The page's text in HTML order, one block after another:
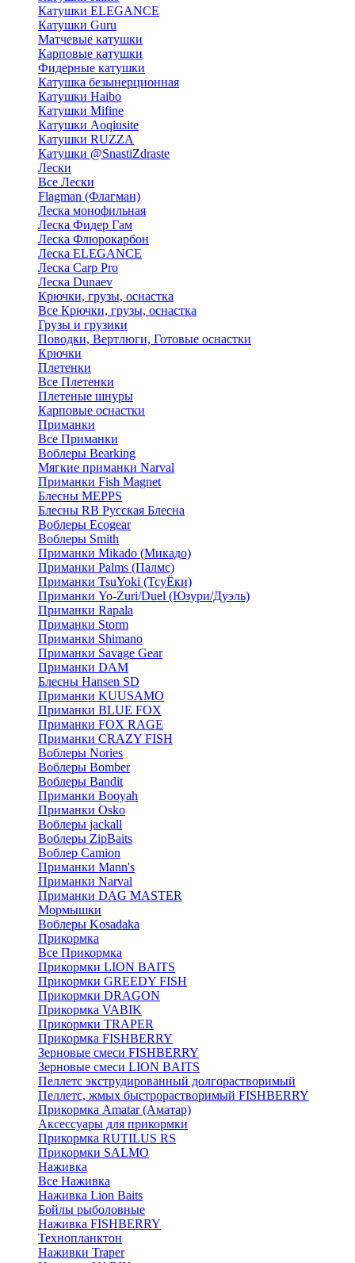
Катушки ELEGANCE
Катушки Guru
Матчевые катушки
Карповые катушки
Фидерные катушки
Катушка безынерционная
Катушки Haibo
Катушки Mifine
Катушки Aoqiusite
Катушки RUZZA
Катушки @SnastiZdraste
Лески
Все Лески
Flagman (Флагман)
Леска монофильная
Леска Фидер Гам
Леска Флюрокарбон
Леска ELEGANCE
Леска Carp Pro
Леска Dunaev
Крючки, грузы, оснастка
Все Крючки, грузы, оснастка
Грузы и грузики
Поводки, Вертлюги, Готовые оснастки
Крючки
Плетенки
Все Плетенки
Плетеные шнуры
Карповые оснастки
Приманки
Все Приманки
Воблеры Bearking
Мягкие приманки Narval
Приманки Fish Magnet
Блесны MEPPS
Блесны RB Русская Блесна
Воблеры Ecogear
Воблеры Smith
Приманки Mikado (Микадо)
Приманки Palms (Палмс)
Приманки TsuYoki (ТсуЁки)
Приманки Yo-Zuri/Duel (Юзури/Дуэль)
Приманки Rapala
Приманки Storm
Приманки Shimano
Приманки Savage Gear
Приманки DAM
Блесны Hansen SD
Приманки KUUSAMO
Приманки BLUE FOX
Приманки FOX RAGE
Приманки CRAZY FISH
Воблеры Nories
Воблеры Bomber
Воблеры Bandit
Приманки Booyah
Приманки Osko
Воблеры jackall
Воблеры ZipBaits
Воблер Camion
Приманки Mann's
Приманки Narval
Приманки DAG MASTER
Мормышки
Воблеры Kosadaka
Прикормка
Все Прикормка
Прикормки LION BAITS
Прикормки GREEDY FISH
Прикормки DRAGON
Прикормка VABIK
Прикормки TRAPER
Прикормка FISHBERRY
Зерновые смеси FISHBERRY
Зерновые смеси LION BAITS
Пеллетс экструдированный долгорастворимый
Пеллетс, жмых быстрорастворимый FISHBERRY
Прикормка Amatar (Аматар)
Аксессуары для прикормки
Прикормка RUTILUS RS
Прикормки SALMO
Наживка
Все Наживка
Наживка Lion Baits
Бойлы рыболовные
Наживка FISHBERRY
Технопланктон
Наживки Traper